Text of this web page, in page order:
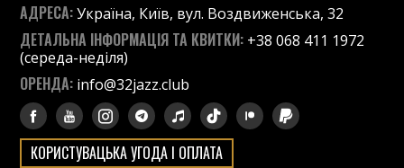
АДРЕСА:Україна, Київ, вул. Воздвиженська, 32
ДЕТАЛЬНА ІНФОРМАЦІЯ ТА КВИТКИ: +38 068 411 1972
(середа-неділя)
ОРЕНДА: info@32jazz.club
КОРИСТУВАЦЬКА УГОДА І ОПЛАТА